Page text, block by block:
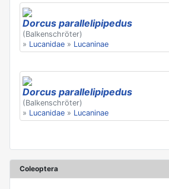
Coleoptera
Dorcus parallelipipedus
(Balkenschröter)
» Lucanidae » Lucaninae
Dorcus parallelipipedus
(Balkenschröter)
» Lucanidae » Lucaninae